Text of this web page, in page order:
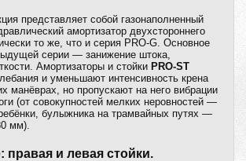
представляет собой газонаполненный
амортизатор двухстороннего
то же, что и серия PRO-G. Основное
серии — занижение штока,
Амортизаторы и стойки PRO-ST
и уменьшают интенсивность крена
манёврах, но пропускают на него вибрации
(от совокупностей мелких неровностей —
булыжника на трамвайных путях —
мм).
правая и левая стойки.